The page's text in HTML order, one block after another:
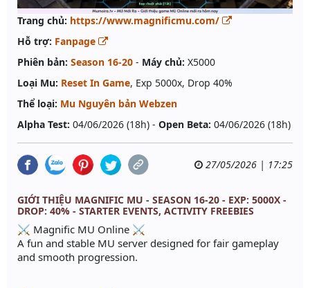
Trang chủ: https://www.magnificmu.com/
Hỗ trợ: Fanpage
Phiên bản: Season 16-20 - Máy chủ: X5000
Loại Mu: Reset In Game, Exp 5000x, Drop 40%
Thể loại: Mu Nguyên bản Webzen
Alpha Test: 04/06/2026 (18h) - Open Beta: 04/06/2026 (18h)
27/05/2026 | 17:25
GIỚI THIỆU MAGNIFIC MU - SEASON 16-20 - EXP: 5000X -
DROP: 40% - STARTER EVENTS, ACTIVITY FREEBIES
⚔️ Magnific MU Online ⚔️
A fun and stable MU server designed for fair gameplay
and smooth progression.